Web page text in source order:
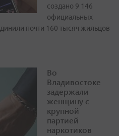
создано 9 146
официальных
почти 160 тысяч жильцов
Во
Владивостоке
задержали
женщину с
крупной
партией
наркотиков